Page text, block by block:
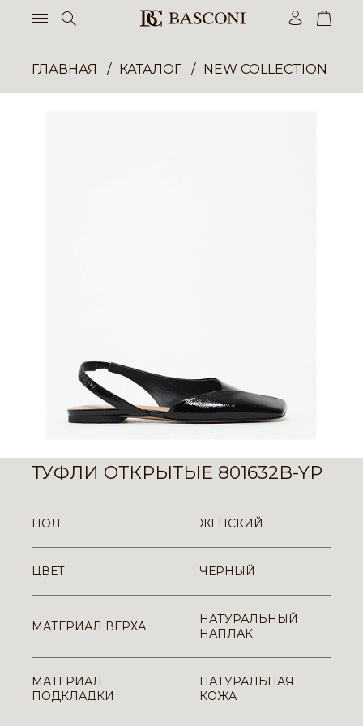
ГЛАВНАЯ КАТАЛОГ NEW COLLECTION
ТУФЛИ ОТКРЫТЫЕ 801632B-YP
ПОЛ ЖЕНСКИЙ
ЦВЕТ ЧЕРНЫЙ
МАТЕРИАЛ ВЕРХА
НАТУРАЛЬНЫЙ
НАПЛАК
МАТЕРИАЛ
ПОДКЛАДКИ
НАТУРАЛЬНАЯ
КОЖА